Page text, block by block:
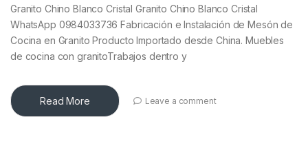
Granito Chino Blanco Cristal Granito Chino Blanco Cristal
WhatsApp 0984033736 Fabricación e Instalación de Mesón de
Cocina en Granito Producto Importado desde China. Muebles
de cocina con granitoTrabajos dentro y
Read More Leave a comment